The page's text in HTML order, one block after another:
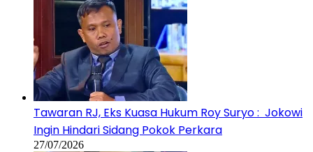
Tawaran RJ, Eks Kuasa Hukum Roy Suryo : Jokowi
Ingin Hindari Sidang Pokok Perkara
27/07/2026